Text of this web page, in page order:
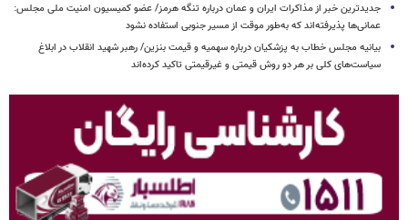
جدیدترین خبر از مذاکرات ایران و عمان درباره تنگه هرمز/ عضو کمیسیون امنیت ملی مجلس:
عمانی‌ها پذیرفته‌اند که به‌طور موقت از مسیر جنوبی استفاده نشود
بیانیه مجلس خطاب به پزشکیان درباره سهمیه و قیمت بنزین/ رهبر شهید انقلاب در ابلاغ
سیاست‌های کلی بر هر دو روش قیمتی و غیرقیمتی تاکید کرده‌اند